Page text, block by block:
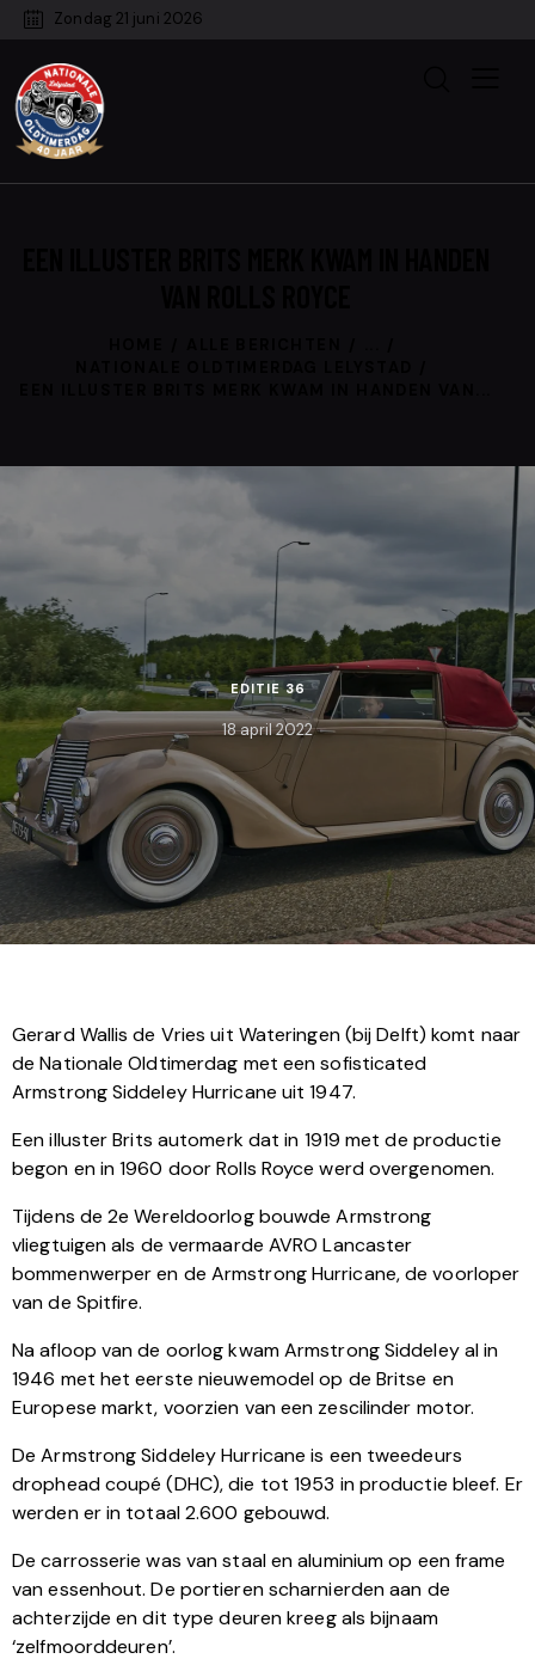
Zondag 21 juni 2026
EDITIE 36
18 april 2022
Gerard Wallis de Vries uit Wateringen (bij Delft) komt naar
de Nationale Oldtimerdag met een sofisticated
Armstrong Siddeley Hurricane uit 1947.
Een illuster Brits automerk dat in 1919 met de productie
begon en in 1960 door Rolls Royce werd overgenomen.
Tijdens de 2e Wereldoorlog bouwde Armstrong
vliegtuigen als de vermaarde AVRO Lancaster
bommenwerper en de Armstrong Hurricane, de voorloper
van de Spitfire.
Na afloop van de oorlog kwam Armstrong Siddeley al in
1946 met het eerste nieuwemodel op de Britse en
Europese markt, voorzien van een zescilinder motor.
De Armstrong Siddeley Hurricane is een tweedeurs
drophead coupé (DHC), die tot 1953 in productie bleef. Er
werden er in totaal 2.600 gebouwd.
De carrosserie was van staal en aluminium op een frame
van essenhout. De portieren scharnierden aan de
achterzijde en dit type deuren kreeg als bijnaam
‘zelfmoorddeuren’.